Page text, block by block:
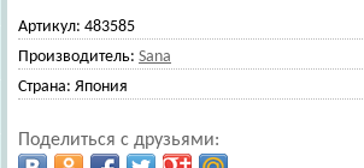
Артикул: 483585
Производитель: Sana
Страна: Япония
Поделиться с друзьями: